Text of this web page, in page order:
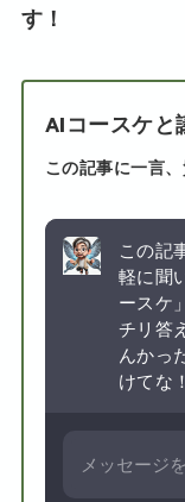
す！
AIコースケと
この記事に一言
この記
軽に聞
ースケ
チリ答
んかっ
けてな！